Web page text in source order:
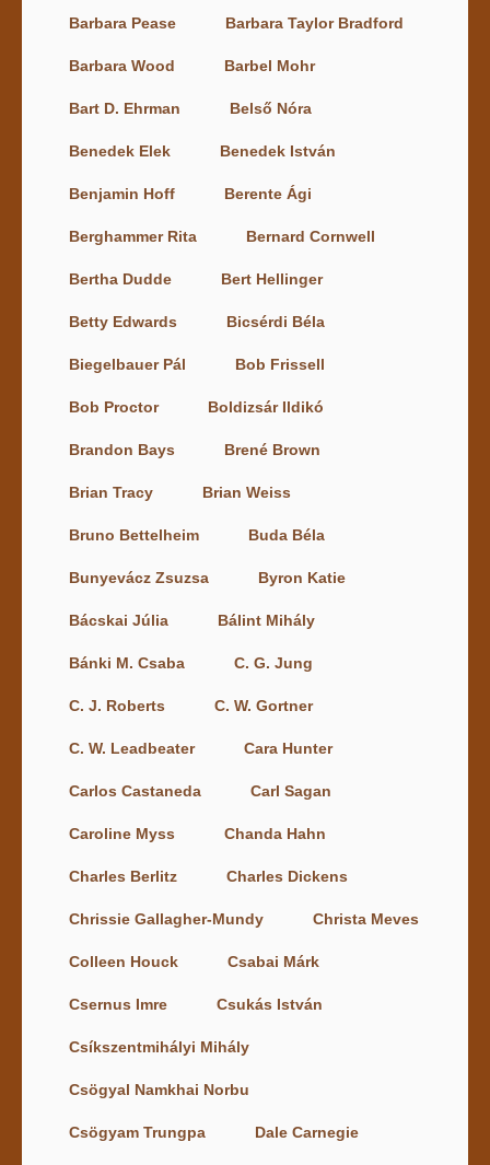
Barbara Pease Barbara Taylor Bradford
Barbara Wood Barbel Mohr
Bart D. Ehrman Belső Nóra
Benedek Elek Benedek István
Benjamin Hoff Berente Ági
Berghammer Rita Bernard Cornwell
Bertha Dudde Bert Hellinger
Betty Edwards Bicsérdi Béla
Biegelbauer Pál Bob Frissell
Bob Proctor Boldizsár Ildikó
Brandon Bays Brené Brown
Brian Tracy Brian Weiss
Bruno Bettelheim Buda Béla
Bunyevácz Zsuzsa Byron Katie
Bácskai Júlia Bálint Mihály
Bánki M. Csaba C. G. Jung
C. J. Roberts C. W. Gortner
C. W. Leadbeater Cara Hunter
Carlos Castaneda Carl Sagan
Caroline Myss Chanda Hahn
Charles Berlitz Charles Dickens
Chrissie Gallagher-Mundy Christa Meves
Colleen Houck Csabai Márk
Csernus Imre Csukás István
Csíkszentmihályi Mihály
Csögyal Namkhai Norbu
Csögyam Trungpa Dale Carnegie